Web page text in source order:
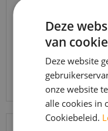
75
In verband
t/m 14
bereikbaar.
Bestelling
echter iets
Deze
van
Deze website
onze website
alle cookies in
Cookiebeleid.